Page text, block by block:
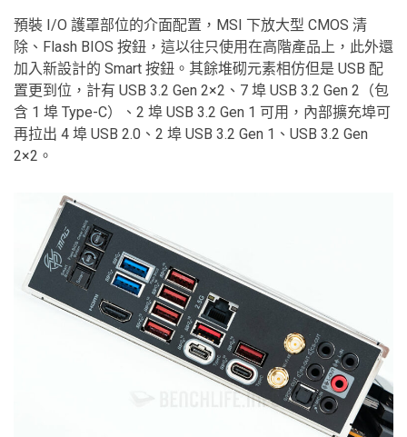
預裝 I/O 護罩部位的介面配置，MSI 下放大型 CMOS 清
除、Flash BIOS 按鈕，這以往只使用在高階產品上，此外還
加入新設計的 Smart 按鈕。其餘堆砌元素相仿但是 USB 配
置更到位，計有 USB 3.2 Gen 2×2、7 埠 USB 3.2 Gen 2（包
含 1 埠 Type-C）、2 埠 USB 3.2 Gen 1 可用，內部擴充埠可
再拉出 4 埠 USB 2.0、2 埠 USB 3.2 Gen 1、USB 3.2 Gen
2×2。